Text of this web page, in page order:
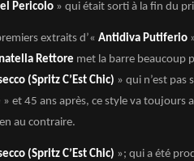
Pericolo » qui était sorti à la fin du
extraits d’« Antidiva Putiferio
Rettore met la barre beaucoup
(Spritz C’Est Chic) » qui n’est pas
» et 45 ans après, ce style va toujours
au contraire.
(Spritz C’Est Chic) »; qui a été